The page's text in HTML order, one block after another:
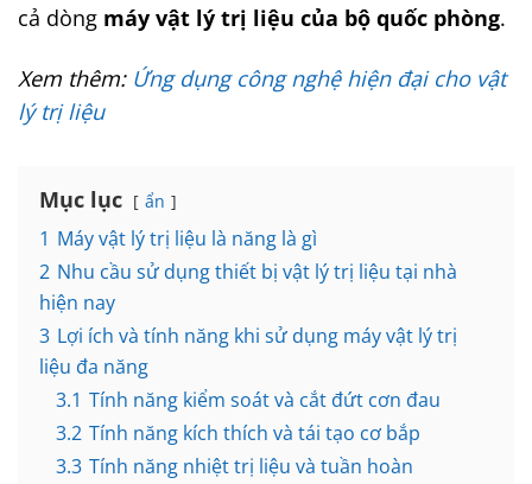
cả dòng máy vật lý trị liệu của bộ quốc phòng.
Xem thêm: Ứng dụng công nghệ hiện đại cho vật
lý trị liệu
Mục lục ẩn
1 Máy vật lý trị liệu là năng là gì
2 Nhu cầu sử dụng thiết bị vật lý trị liệu tại nhà
hiện nay
3 Lợi ích và tính năng khi sử dụng máy vật lý trị
liệu đa năng
3.1 Tính năng kiểm soát và cắt đứt cơn đau
3.2 Tính năng kích thích và tái tạo cơ bắp
3.3 Tính năng nhiệt trị liệu và tuần hoàn